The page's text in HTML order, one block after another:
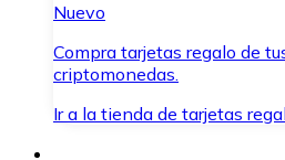
Nuevo
Compra tarjetas regalo de
criptomonedas.
Ir a la tienda de tarjetas